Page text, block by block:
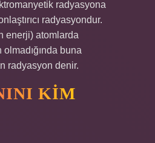
radyasyona
radyasyondur.
enerji) atomlarda
buna
radyasyon denir.
KIM